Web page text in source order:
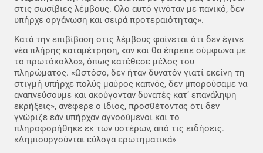
στις σωσίβιες λέμβους. Ολο αυτό γινόταν με πανικό, δεν
υπήρχε οργάνωση και σειρά προτεραιότητας».
Κατά την επιβίβαση στις λέμβους φαίνεται ότι δεν έγινε
νέα πλήρης καταμέτρηση, «αν και θα έπρεπε σύμφωνα με
το πρωτόκολλο», όπως κατέθεσε μέλος του
πληρώματος. «Ωστόσο, δεν ήταν δυνατόν γιατί εκείνη τη
στιγμή υπήρχε πολύς μαύρος καπνός, δεν μπορούσαμε να
αναπνεύσουμε και ακούγονταν δυνατές κατ’ επανάληψη
εκρήξεις», ανέφερε ο ίδιος, προσθέτοντας ότι δεν
γνώριζε εάν υπήρχαν αγνοούμενοι και το
πληροφορήθηκε εκ των υστέρων, από τις ειδήσεις.
«Δημιουργούνται εύλογα ερωτηματικά»